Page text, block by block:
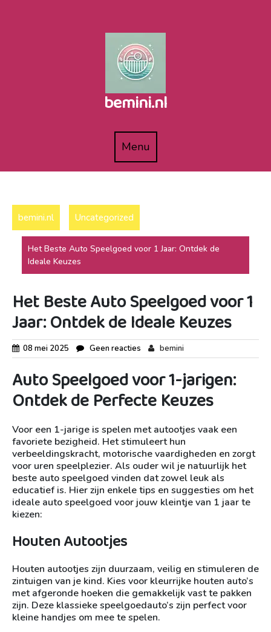
bemini.nl
MenuMenu
bemini.nl Uncategorized
Het Beste Auto Speelgoed voor 1 Jaar: Ontdek de
Ideale Keuzes
Het Beste Auto Speelgoed voor 1
Jaar: Ontdek de Ideale Keuzes
08 mei 2025 Geen reacties bemini
Auto Speelgoed voor 1-jarigen:
Ontdek de Perfecte Keuzes
Voor een 1-jarige is spelen met autootjes vaak een
favoriete bezigheid. Het stimuleert hun
verbeeldingskracht, motorische vaardigheden en zorgt
voor uren speelplezier. Als ouder wil je natuurlijk het
beste auto speelgoed vinden dat zowel leuk als
educatief is. Hier zijn enkele tips en suggesties om het
ideale auto speelgoed voor jouw kleintje van 1 jaar te
kiezen:
Houten Autootjes
Houten autootjes zijn duurzaam, veilig en stimuleren de
zintuigen van je kind. Kies voor kleurrijke houten auto’s
met afgeronde hoeken die gemakkelijk vast te pakken
zijn. Deze klassieke speelgoedauto’s zijn perfect voor
kleine handjes om mee te spelen.